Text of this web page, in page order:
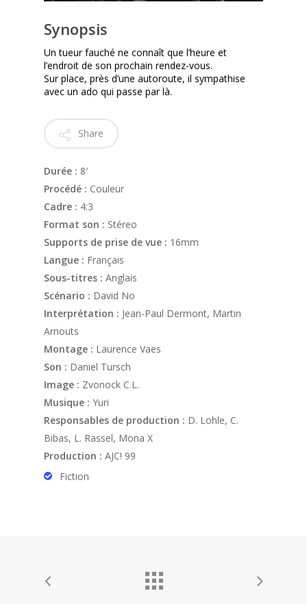
Synopsis
Un tueur fauché ne connaît que l’heure et
l’endroit de son prochain rendez-vous.
Sur place, près d’une autoroute, il sympathise
avec un ado qui passe par là.
Share
Durée : 8′
Procédé : Couleur
Cadre : 4:3
Format son : Stéreo
Supports de prise de vue : 16mm
Langue : Français
Sous-titres : Anglais
Scénario : David No
Interprétation : Jean-Paul Dermont, Martin
Arnouts
Montage : Laurence Vaes
Son : Daniel Tursch
Image : Zvonock C.L.
Musique : Yuri
Responsables de production : D. Lohle, C.
Bibas, L. Rassel, Mona X
Production : AJC! 99
Fiction